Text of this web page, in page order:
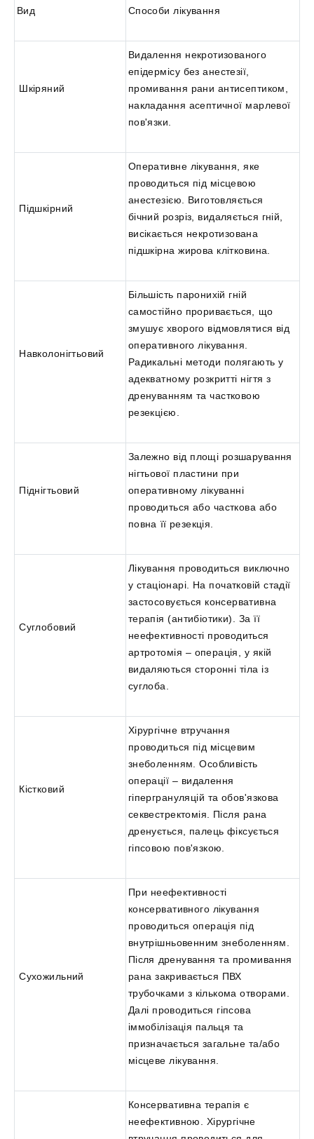
Вид Способи лікування
Шкіряний
Видалення некротизованого
епідермісу без анестезії,
промивання рани антисептиком,
накладання асептичної марлевої
пов'язки.
Підшкірний
Оперативне лікування, яке
проводиться під місцевою
анестезією. Виготовляється
бічний розріз, видаляється гній,
висікається некротизована
підшкірна жирова клітковина.
Навколонігтьовий
Більшість паронихій гній
самостійно проривається, що
змушує хворого відмовлятися від
оперативного лікування.
Радикальні методи полягають у
адекватному розкритті нігтя з
дренуванням та частковою
резекцією.
Піднігтьовий
Залежно від площі розшарування
нігтьової пластини при
оперативному лікуванні
проводиться або часткова або
повна її резекція.
Суглобовий
Лікування проводиться виключно
у стаціонарі. На початковій стадії
застосовується консервативна
терапія (антибіотики). За її
неефективності проводиться
артротомія – операція, у якій
видаляються сторонні тіла із
суглоба.
Кістковий
Хірургічне втручання
проводиться під місцевим
знеболенням. Особливість
операції – видалення
гіпергрануляцій та обов'язкова
секвестректомія. Після рана
дренується, палець фіксується
гіпсовою пов'язкою.
Сухожильний
При неефективності
консервативного лікування
проводиться операція під
внутрішньовенним знеболенням.
Після дренування та промивання
рана закривається ПВХ
трубочками з кількома отворами.
Далі проводиться гіпсова
іммобілізація пальця та
призначається загальне та/або
місцеве лікування.
Консервативна терапія є
неефективною. Хірургічне